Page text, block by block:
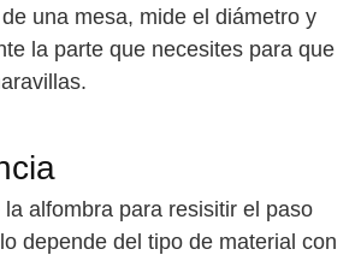
una mesa, mide el diámetro y
la parte que necesites para que
alfombra para resisitir el paso
depende del tipo de material con